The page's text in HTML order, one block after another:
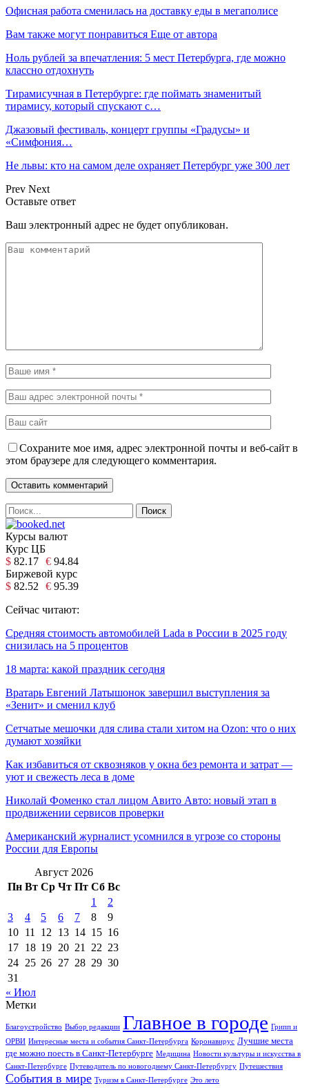
Офисная работа сменилась на доставку еды в мегаполисе
Вам также могут понравиться Еще от автора
Ноль рублей за впечатления: 5 мест Петербурга, где можно
классно отдохнуть
Тирамисучная в Петербурге: где поймать знаменитый
тирамису, который спускают с…
Джазовый фестиваль, концерт группы «Градусы» и
«Симфония…
Не львы: кто на самом деле охраняет Петербург уже 300 лет
Prev Next
Оставьте ответ
Ваш электронный адрес не будет опубликован.
Сохраните мое имя, адрес электронной почты и веб-сайт в
этом браузере для следующего комментария.
Курсы валют
Курс ЦБ
$ 82.17 € 94.84
Биржевой курс
$ 82.52 € 95.39
Сейчас читают:
Средняя стоимость автомобилей Lada в России в 2025 году
снизилась на 5 процентов
18 марта: какой праздник сегодня
Вратарь Евгений Латышонок завершил выступления за
«Зенит» и сменил клуб
Сетчатые мешочки для слива стали хитом на Ozon: что о них
думают хозяйки
Как избавиться от сквозняков у окна без ремонта и затрат —
уют и свежесть леса в доме
Николай Фоменко стал лицом Авито Авто: новый этап в
продвижении сервисов проверки
Американский журналист усомнился в угрозе со стороны
России для Европы
Август 2026
Пн Вт Ср Чт Пт Сб Вс
1
2
3
4 5 6 7 8
9
10 11 12 13 14 15 16
17 18 19 20 21 22 23
24 25 26 27 28 29 30
31
« Июл
Метки
Благоустройство Выбор редакции Главное в городе Грипп и
ОРВИ Интересные места и события Санкт-Петербурга Коронавирус Лучшие места
где можно поесть в Санкт-Петербурге Медицина Новости культуры и искусства в
Санкт-Петербурге Путеводитель по новогоднему Санкт-Петербургу Путешествия
События в мире Туризм в Санкт-Петербурге Это лето